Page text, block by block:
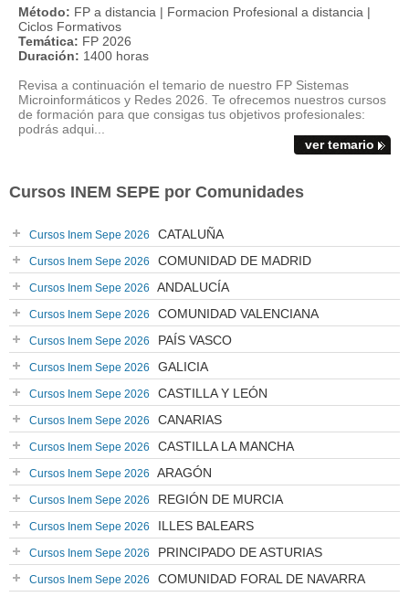
Método: FP a distancia | Formacion Profesional a distancia |
Ciclos Formativos
Temática: FP 2026
Duración: 1400 horas
Revisa a continuación el temario de nuestro FP Sistemas
Microinformáticos y Redes 2026. Te ofrecemos nuestros cursos
de formación para que consigas tus objetivos profesionales:
podrás adqui...
ver temario
Cursos INEM SEPE por Comunidades
Cursos Inem Sepe 2026 CATALUÑA
Cursos Inem Sepe 2026 COMUNIDAD DE MADRID
Cursos Inem Sepe 2026 ANDALUCÍA
Cursos Inem Sepe 2026 COMUNIDAD VALENCIANA
Cursos Inem Sepe 2026 PAÍS VASCO
Cursos Inem Sepe 2026 GALICIA
Cursos Inem Sepe 2026 CASTILLA Y LEÓN
Cursos Inem Sepe 2026 CANARIAS
Cursos Inem Sepe 2026 CASTILLA LA MANCHA
Cursos Inem Sepe 2026 ARAGÓN
Cursos Inem Sepe 2026 REGIÓN DE MURCIA
Cursos Inem Sepe 2026 ILLES BALEARS
Cursos Inem Sepe 2026 PRINCIPADO DE ASTURIAS
Cursos Inem Sepe 2026 COMUNIDAD FORAL DE NAVARRA